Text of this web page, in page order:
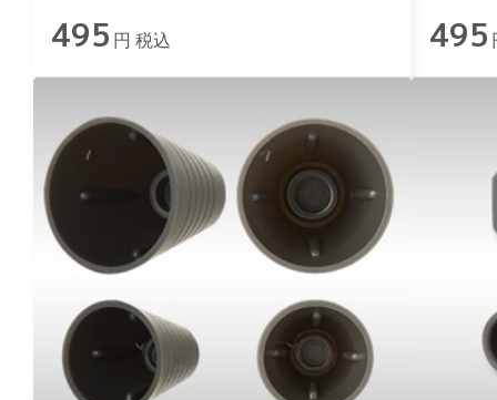
495 円 税込 495